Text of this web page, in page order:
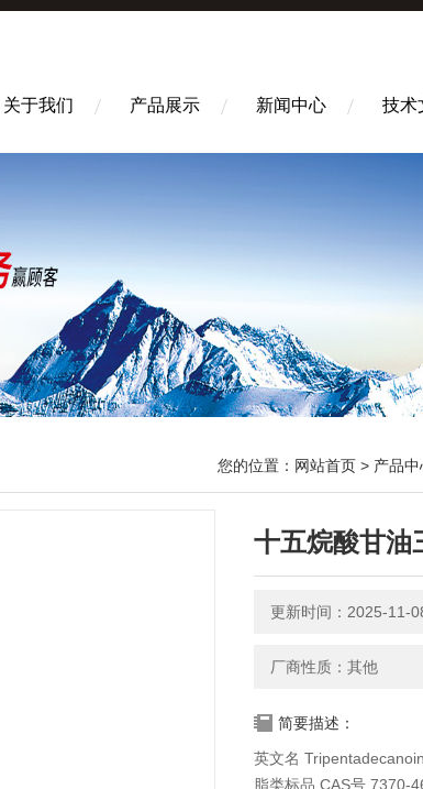
关于我们 产品展示 新闻中心 技术
您的位置： 网站首页 > 产品中
十五烷酸甘油
更新时间：2025-11-
厂商性质：其他
简要描述：
英文名
脂类标品 CAS号 7370-